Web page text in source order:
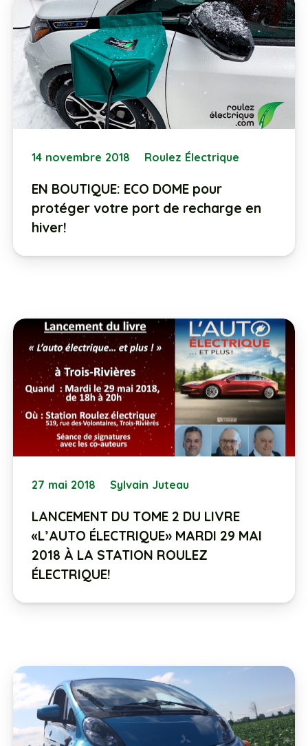
14 novembre 2018 Roulez Électrique
EN BOUTIQUE: ECO DOME pour
protéger votre port de recharge en
hiver!
27 mai 2018 Sylvain Juteau
LANCEMENT DU TOME 2 DU LIVRE
«L’AUTO ÉLECTRIQUE» MARDI 29 MAI
2018 À LA STATION ROULEZ
ÉLECTRIQUE!